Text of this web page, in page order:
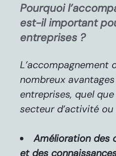
Pourquoi
est-il important
entreprises ?
L’accompagnement
nombreux
entreprises, quel
secteur d’activité
Amélioration des
et des